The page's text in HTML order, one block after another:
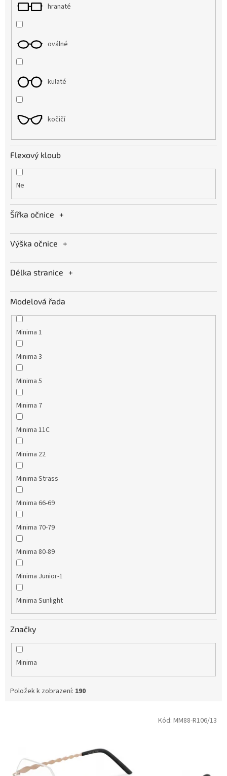
hranaté
oválné
kulaté
kočičí
Flexový kloub
Ne
Šířka očnice
Výška očnice
Délka stranice
Modelová řada
Minima 1
Minima 3
Minima 5
Minima 7
Minima 11C
Minima 22
Minima Strass
Minima 66-69
Minima 70-79
Minima 80-89
Minima Junior-1
Minima Sunlight
Značky
Minima
Položek k zobrazení: 190
Kód: MM88-R106/13